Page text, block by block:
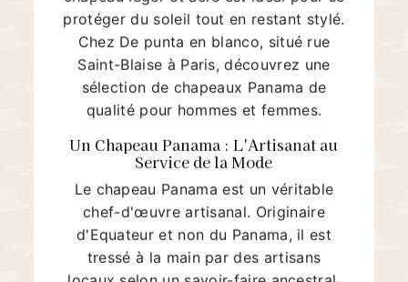
protéger du soleil tout en restant stylé.
Chez De punta en blanco, situé rue
Saint-Blaise à Paris, découvrez une
sélection de chapeaux Panama de
qualité pour hommes et femmes.
Un Chapeau Panama : L'Artisanat au
Service de la Mode
Le chapeau Panama est un véritable
chef-d'œuvre artisanal. Originaire
d'Equateur et non du Panama, il est
tressé à la main par des artisans
locaux selon un savoir-faire ancestral.